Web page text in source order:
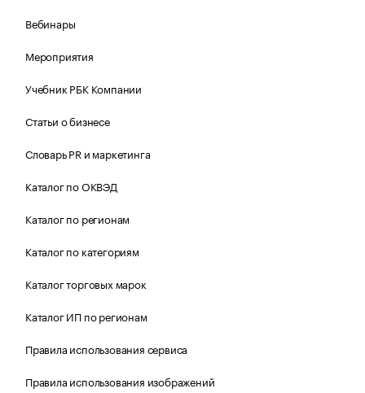
Вебинары
Мероприятия
Учебник РБК Компании
Статьи о бизнесе
Словарь PR и маркетинга
Каталог по ОКВЭД
Каталог по регионам
Каталог по категориям
Каталог торговых марок
Каталог ИП по регионам
Правила использования сервиса
Правила использования изображений